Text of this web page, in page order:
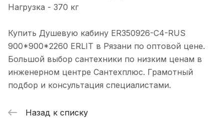
Нагрузка - 370 кг
Купить Душевую кабину ER350926-C4-RUS
900*900*2260 ERLIT в Рязани по оптовой цене.
Большой выбор сантехники по низким ценам в
инженерном центре Сантехплюс. Грамотный
подбор и консультация специалистами.
Назад к списку